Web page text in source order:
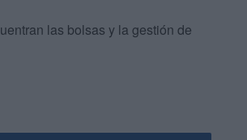
las bolsas y la gestión de